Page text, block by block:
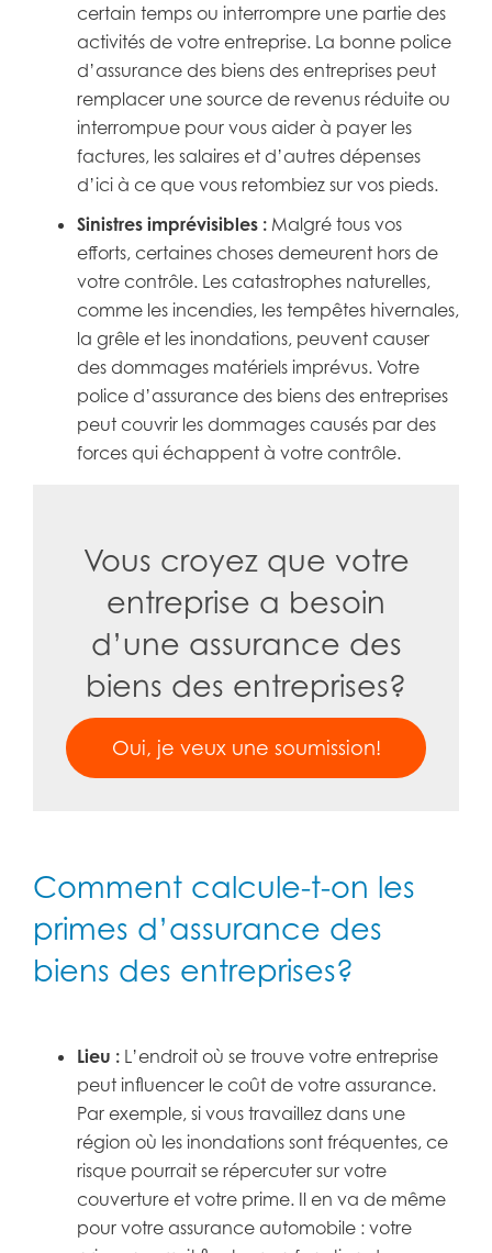
certain temps ou interrompre une partie des
activités de votre entreprise. La bonne police
d’assurance des biens des entreprises peut
remplacer une source de revenus réduite ou
interrompue pour vous aider à payer les
factures, les salaires et d’autres dépenses
d’ici à ce que vous retombiez sur vos pieds.
Sinistres imprévisibles :Malgré tous vos
efforts, certaines choses demeurent hors de
votre contrôle. Les catastrophes naturelles,
comme les incendies, les tempêtes hivernales,
la grêle et les inondations, peuvent causer
des dommages matériels imprévus. Votre
police d’assurance des biens des entreprises
peut couvrir les dommages causés par des
forces qui échappent à votre contrôle.
Vous croyez que votre
entreprise a besoin
d’une assurance des
biens des entreprises?
Oui, je veux une soumission!
Comment calcule-t-on les
primes d’assurance des
biens des entreprises?
Lieu : L’endroit où se trouve votre entreprise
peut influencer le coût de votre assurance.
Par exemple, si vous travaillez dans une
région où les inondations sont fréquentes, ce
risque pourrait se répercuter sur votre
couverture et votre prime. Il en va de même
pour votre assurance automobile : votre